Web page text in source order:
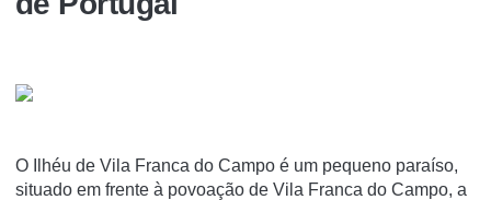
O Ilhéu de Vila Franca do Campo é um pequeno paraíso,
situado em frente à povoação de Vila Franca do Campo, a